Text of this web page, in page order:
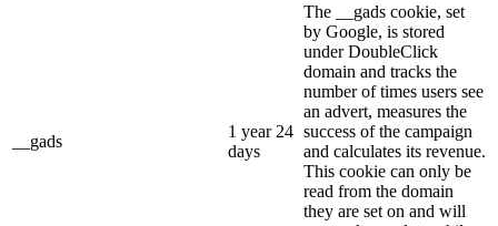
__gads
1 year 24
days
The __gads cookie, set
by Google, is stored
under DoubleClick
domain and tracks the
number of times users see
an advert, measures the
success of the campaign
and calculates its revenue.
This cookie can only be
read from the domain
they are set on and will